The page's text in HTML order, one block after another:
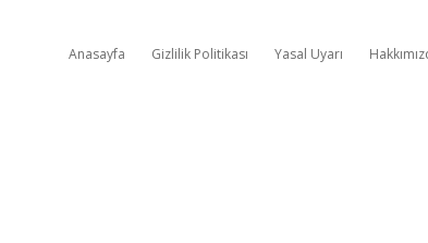
Anasayfa Gizlilik Politikası Yasal Uyarı